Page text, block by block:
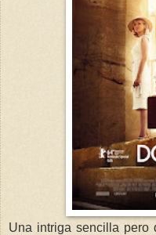
Una intriga sencilla pero